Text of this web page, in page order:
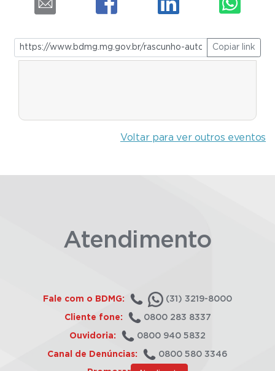
Copiar link
Voltar para ver outros eventos
Atendimento
Fale com o BDMG: (31) 3219-8000
Cliente fone: 0800 283 8337
Ouvidoria: 0800 940 5832
Canal de Denúncias: 0800 580 3346